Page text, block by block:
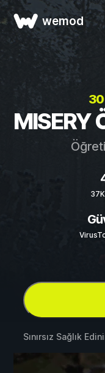
wemod
MISERY
Sınırsız Sağlık